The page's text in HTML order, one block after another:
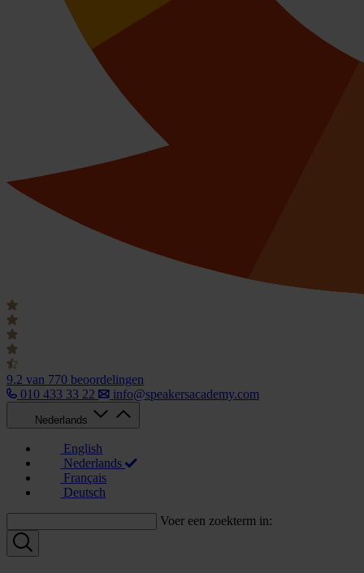
9.2 van 770 beoordelingen
010 433 33 22
info@speakersacademy.com
Nederlands
English
Nederlands
Français
Deutsch
Voer een zoekterm in: